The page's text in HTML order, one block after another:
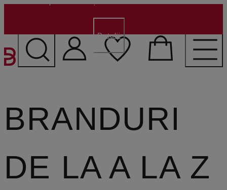
SARI LA CONȚINUTUL
Detalii
BRANDURI
DE LA A LA Z